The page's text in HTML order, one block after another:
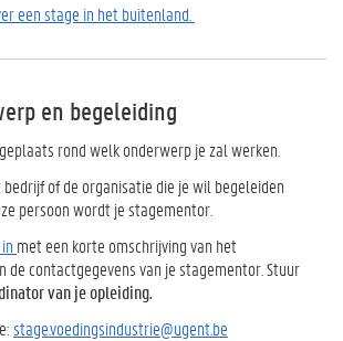
een stage in het buitenland.
en begeleiding
rond welk onderwerp je zal werken.
bedrijf of de organisatie die je wil begeleiden
persoon wordt je stagementor.
met een korte omschrijving van het
de contactgegevens van je stagementor. Stuur
van je opleiding.
stage.voedingsindustrie@ugent.be